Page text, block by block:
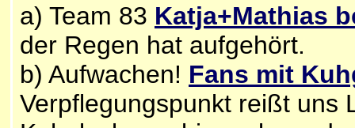
a) Team 83 Katja+Mathias
der Regen hat aufgehört.
b) Aufwachen! Fans mit
Verpflegungspunkt reißt uns